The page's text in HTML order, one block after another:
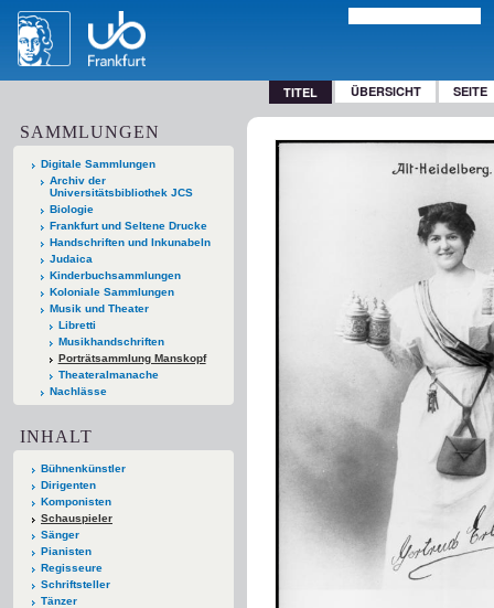
TITEL ÜBERSICHT SEITE
SAMMLUNGEN
Digitale Sammlungen
Archiv der
Universitätsbibliothek JCS
Biologie
Frankfurt und Seltene Drucke
Handschriften und Inkunabeln
Judaica
Kinderbuchsammlungen
Koloniale Sammlungen
Musik und Theater
Libretti
Musikhandschriften
Porträtsammlung Manskopf
Theateralmanache
Nachlässe
INHALT
Bühnenkünstler
Dirigenten
Komponisten
Schauspieler
Sänger
Pianisten
Regisseure
Schriftsteller
Tänzer